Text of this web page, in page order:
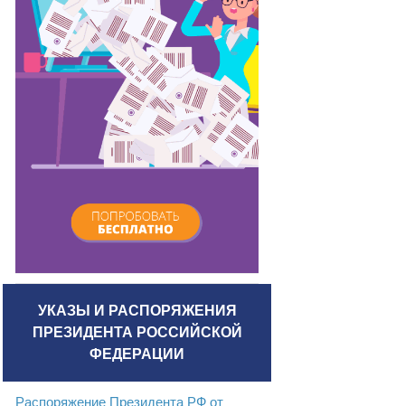
УКАЗЫ И РАСПОРЯЖЕНИЯ
ПРЕЗИДЕНТА РОССИЙСКОЙ
ФЕДЕРАЦИИ
Распоряжение Президента РФ от